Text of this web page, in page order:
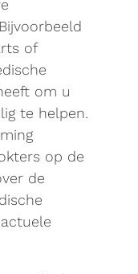
of
om u
te helpen.
op de
de